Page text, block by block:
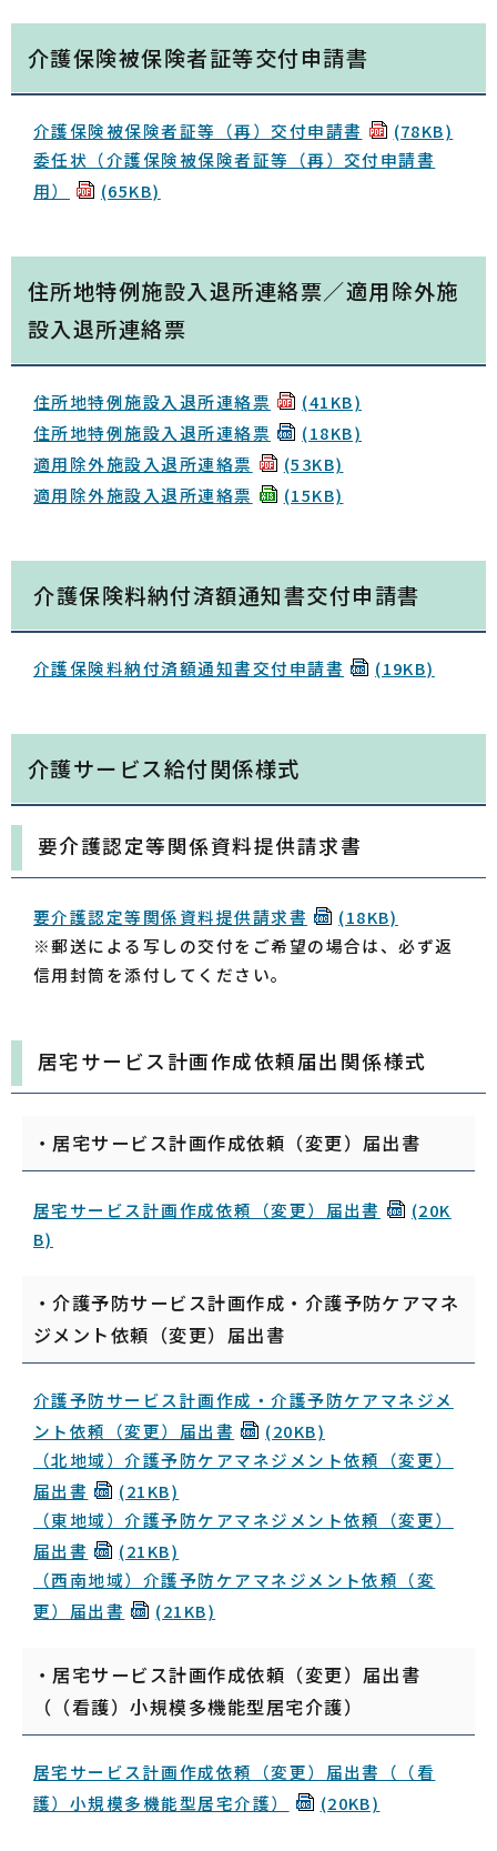
介護保険被保険者証等交付申請書
介護保険被保険者証等（再）交付申請書
(78KB)
委任状（介護保険被保険者証等（再）交付申請書
用）
(65KB)
住所地特例施設入退所連絡票／適用除外施
設入退所連絡票
住所地特例施設入退所連絡票
(41KB)
住所地特例施設入退所連絡票
(18KB)
適用除外施設入退所連絡票
(53KB)
適用除外施設入退所連絡票
(15KB)
介護保険料納付済額通知書交付申請書
介護保険料納付済額通知書交付申請書 (19KB)
介護サービス給付関係様式
要介護認定等関係資料提供請求書
要介護認定等関係資料提供請求書
(18KB)
※郵送による写しの交付をご希望の場合は、必ず返
信用封筒を添付してください。
居宅サービス計画作成依頼届出関係様式
・居宅サービス計画作成依頼（変更）届出書
居宅サービス計画作成依頼（変更）届出書
(20K
B)
・介護予防サービス計画作成・介護予防ケアマネ
ジメント依頼（変更）届出書
介護予防サービス計画作成・介護予防ケアマネジメ
ント依頼（変更）届出書
(20KB)
（北地域）介護予防ケアマネジメント依頼（変更）
届出書
(21KB)
（東地域）介護予防ケアマネジメント依頼（変更）
届出書
(21KB)
（西南地域）介護予防ケアマネジメント依頼（変
更）届出書
(21KB)
・居宅サービス計画作成依頼（変更）届出書
（（看護）小規模多機能型居宅介護）
居宅サービス計画作成依頼（変更）届出書（（看
護）小規模多機能型居宅介護）
(20KB)